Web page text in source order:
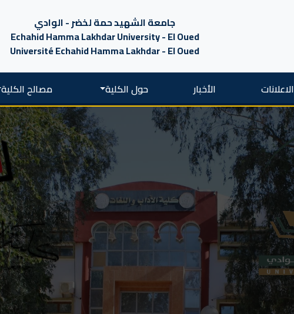
جامعة الشهيد حمة لخضر - الوادي
Echahid Hamma Lakhdar University - El Oued
Université Echahid Hamma Lakhdar - El Oued
الاعلانات الأخبار حول الكلية مصالح الكلية